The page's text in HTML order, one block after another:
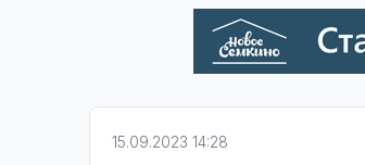
15.09.2023 14:28